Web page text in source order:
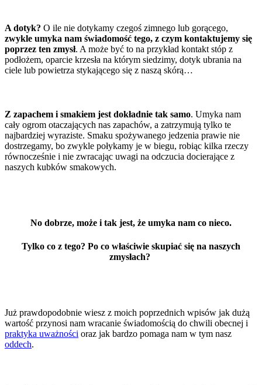
A dotyk? O ile nie dotykamy czegoś zimnego lub gorącego,
zwykle umyka nam świadomość tego, z czym kontaktujemy się
poprzez ten zmysł. A może być to na przykład kontakt stóp z
podłożem, oparcie krzesła na którym siedzimy, dotyk ubrania na
ciele lub powietrza stykającego się z naszą skórą…
Z zapachem i smakiem jest dokładnie tak samo. Umyka nam
cały ogrom otaczających nas zapachów, a zatrzymują tylko te
najbardziej wyraziste. Smaku spożywanego jedzenia prawie nie
dostrzegamy, bo zwykle połykamy je w biegu, robiąc kilka rzeczy
równocześnie i nie zwracając uwagi na odczucia docierające z
naszych kubków smakowych.
No dobrze, może i tak jest, że umyka nam co nieco.
Tylko co z tego? Po co właściwie skupiać się na naszych
zmysłach?
Już prawdopodobnie wiesz z moich poprzednich wpisów jak dużą
wartość przynosi nam wracanie świadomością do chwili obecnej i
praktyka uważności oraz jak bardzo pomaga nam w tym nasz
oddech.